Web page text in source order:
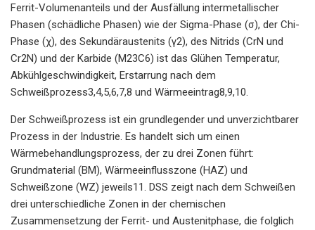
Ferrit-Volumenanteils und der Ausfällung intermetallischer
Phasen (schädliche Phasen) wie der Sigma-Phase (σ), der Chi-
Phase (χ), des Sekundäraustenits (γ2), des Nitrids (CrN und
Cr2N) und der Karbide (M23C6) ist das Glühen Temperatur,
Abkühlgeschwindigkeit, Erstarrung nach dem
Schweißprozess3,4,5,6,7,8 und Wärmeeintrag8,9,10.
Der Schweißprozess ist ein grundlegender und unverzichtbarer
Prozess in der Industrie. Es handelt sich um einen
Wärmebehandlungsprozess, der zu drei Zonen führt:
Grundmaterial (BM), Wärmeeinflusszone (HAZ) und
Schweißzone (WZ) jeweils11. DSS zeigt nach dem Schweißen
drei unterschiedliche Zonen in der chemischen
Zusammensetzung der Ferrit- und Austenitphase, die folglich